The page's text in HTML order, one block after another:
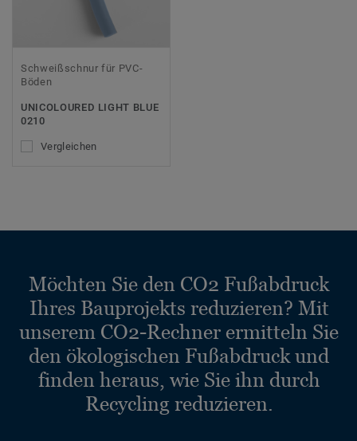
Schweißschnur für PVC-
Böden
UNICOLOURED LIGHT BLUE
0210
Vergleichen
Möchten Sie den CO2 Fußabdruck
Ihres Bauprojekts reduzieren? Mit
unserem CO2-Rechner ermitteln Sie
den ökologischen Fußabdruck und
finden heraus, wie Sie ihn durch
Recycling reduzieren.